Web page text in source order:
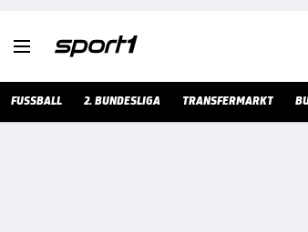

FUSSBALL 2. BUNDESLIGA TRANSFERMARKT